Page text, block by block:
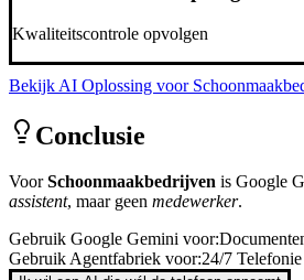
Kwaliteitscontrole opvolgen
Bekijk AI Oplossing voor
Conclusie
VoorSchoonmaakbedrijven is Google
assistent, maar geen medewerker.
Gebruik Google Gemini voor:
Gebruik Agentfabriek voor:24/7